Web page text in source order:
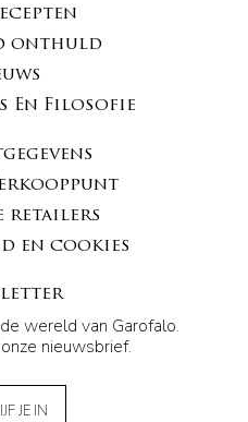
onthuld
En Filosofie
retailers
en cookies
wereld van Garofalo.
nieuwsbrief.
JE IN